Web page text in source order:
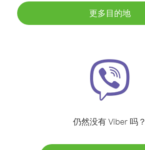
更多目的地
仍然没有 Viber 吗？